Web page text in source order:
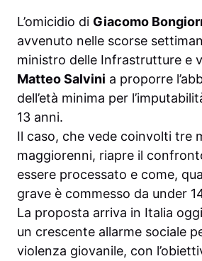
L’omicidio di Giacomo
avvenuto nelle scorse
ministro delle Infrastrutture e
Matteo Salvini a proporre
dell’età minima per
13 anni.
Il caso, che vede coinvolti tre
maggiorenni, riapre il
essere processato e come,
grave è commesso da under
La proposta arriva in Italia
un crescente allarme sociale
violenza giovanile, con